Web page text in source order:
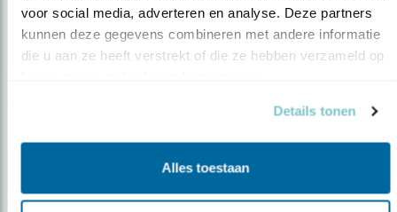
voor social media, adverteren en analyse. Deze partners
kunnen deze gegevens combineren met andere informatie
die u aan ze heeft verstrekt of die ze hebben verzameld op
Details tonen
Alles toestaan
AANMELDEN VOGELNIEUWS